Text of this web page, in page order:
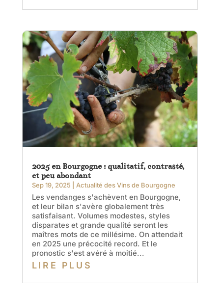
2025 en Bourgogne : qualitatif, contrasté,
et peu abondant
Sep 19, 2025 Actualité des Vins de Bourgogne
Les vendanges s'achèvent en Bourgogne,
et leur bilan s'avère globalement très
satisfaisant. Volumes modestes, styles
disparates et grande qualité seront les
maîtres mots de ce millésime. On attendait
en 2025 une précocité record. Et le
pronostic s'est avéré à moitié...
LIRE PLUS